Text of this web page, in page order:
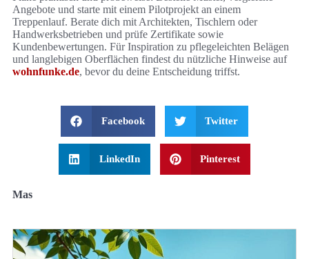
Angebote und starte mit einem Pilotprojekt an einem
Treppenlauf. Berate dich mit Architekten, Tischlern oder
Handwerksbetrieben und prüfe Zertifikate sowie
Kundenbewertungen. Für Inspiration zu pflegeleichten Belägen
und langlebigen Oberflächen findest du nützliche Hinweise auf
wohnfunke.de, bevor du deine Entscheidung triffst.
Facebook Twitter
LinkedIn Pinterest
Mas